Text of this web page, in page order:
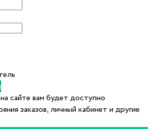
сайте вам будет доступно
заказов, личный кабинет и другие